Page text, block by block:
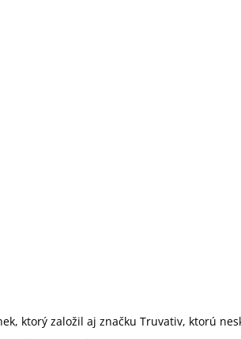
ktorý založil aj značku Truvativ, ktorú